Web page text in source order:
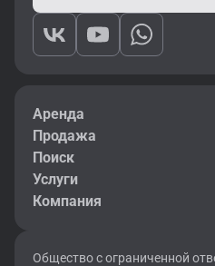
Аренда
Продажа
Поиск
Услуги
Компания
Общество с ограниченной